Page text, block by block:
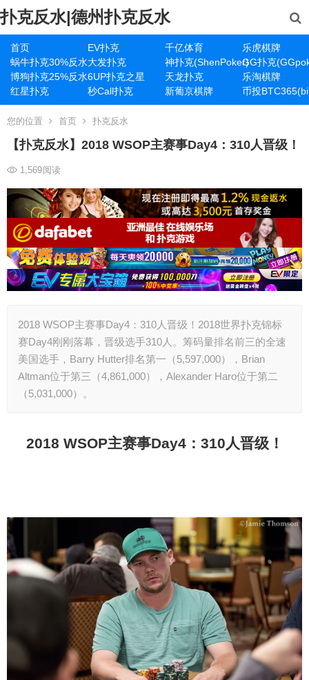
扑克反水|德州扑克反水
首页 EV扑克 千亿体育
乐虎棋牌
蜗牛扑克30%反水大发扑克 神扑克(ShenPoker)GG扑克
博狗扑克25%反水6UP扑克之星 天龙扑克
乐淘棋牌
红星扑克
秒Call扑克 新葡京棋牌 币投
您的位置 首页 扑克反水
【扑克反水】2018 WSOP主赛事Day4：310人晋级！
1,569阅读
2018 WSOP主赛事Day4：310人晋级！2018世界扑克锦标
赛Day4刚刚落幕，晋级选手310人。筹码量排名前三的全速
美国选手，Barry Hutter排名第一（5,597,000），Brian
Altman位于第三（4,861,000），Alexander Haro位于第二
（5,031,000）。
2018 WSOP主赛事Day4：310人晋级！